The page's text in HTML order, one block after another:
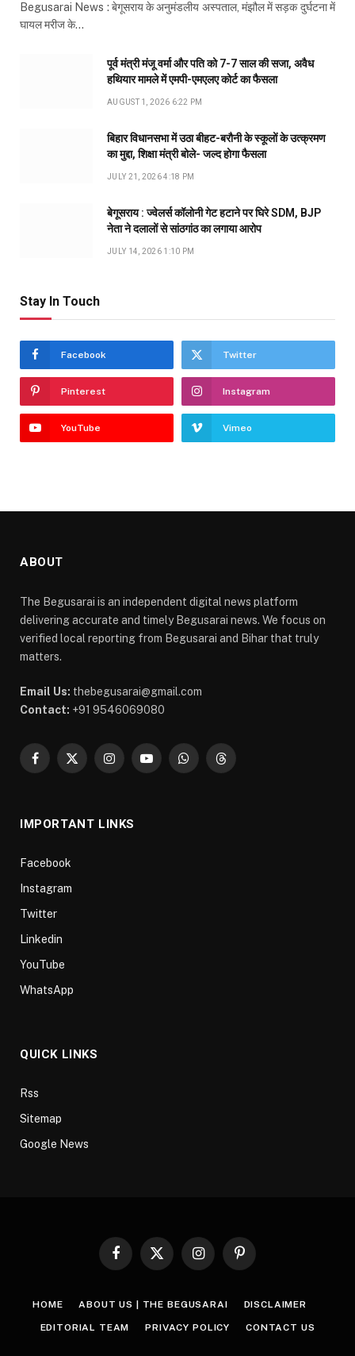
Begusarai News : बेगूसराय के अनुमंडलीय अस्पताल, मंझौल में सड़क दुर्घटना में
घायल मरीज के…
पूर्व मंत्री मंजू वर्मा और पति को 7-7 साल की सजा, अवैध
हथियार मामले में एमपी-एमएलए कोर्ट का फैसला
AUGUST 1, 2026 6:22 PM
बिहार विधानसभा में उठा बीहट-बरौनी के स्कूलों के उत्क्रमण
का मुद्दा, शिक्षा मंत्री बोले- जल्द होगा फैसला
JULY 21, 2026 4:18 PM
बेगूसराय : ज्वेलर्स कॉलोनी गेट हटाने पर घिरे SDM, BJP
नेता ने दलालों से सांठगांठ का लगाया आरोप
JULY 14, 2026 1:10 PM
Stay In Touch
Facebook Twitter
Pinterest Instagram
YouTube Vimeo
ABOUT
The Begusarai is an independent digital news platform
delivering accurate and timely Begusarai news. We focus on
verified local reporting from Begusarai and Bihar that truly
matters.
Email Us: thebegusarai@gmail.com
Contact: +91 9546069080
Facebook
X
InstagramYouTubeWhatsAppThreads
IMPORTANT LINKS
Facebook
Instagram
Twitter
Linkedin
YouTube
WhatsApp
QUICK LINKS
Rss
Sitemap
Google News
Facebook
X
InstagramPinterest
HOME ABOUT US | THE BEGUSARAI DISCLAIMER
EDITORIAL TEAM PRIVACY POLICY CONTACT US